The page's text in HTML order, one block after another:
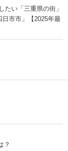
たい「三重県の街」
市市」【2025年最
？